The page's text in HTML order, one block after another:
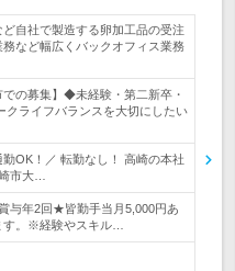
自社で製造する卵加工品の受注
など幅広くバックオフィス業務
での募集】◆未経験・第二新卒・
ライフバランスを大切にしたい
OK！／ 転勤なし！ 高崎の本社
市大…
与年2回★皆勤手当月5,000円あ
す。※経験やスキル…